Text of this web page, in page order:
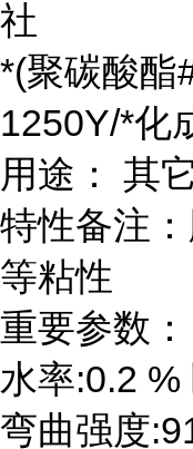
社
*(聚碳酸酯
1250Y/*化
用途： 其它
特性备注
等粘性
重要参数
水率:0.2
弯曲强度